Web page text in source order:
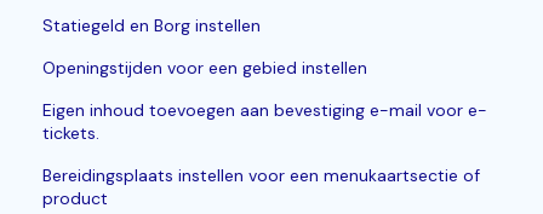
Statiegeld en Borg instellen
Openingstijden voor een gebied instellen
Eigen inhoud toevoegen aan bevestiging e-mail voor e-
tickets.
Bereidingsplaats instellen voor een menukaartsectie of
product